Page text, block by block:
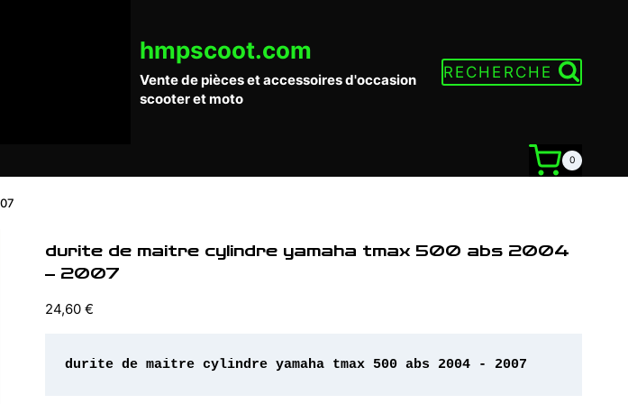
hmpscoot.com
Vente de pièces et accessoires d'occasion
scooter et moto
RECHERCHE
0
durite de maitre cylindre yamaha tmax 500 abs 2004
– 2007
24,60 €
durite de maitre cylindre yamaha tmax 500 abs 2004 - 2007